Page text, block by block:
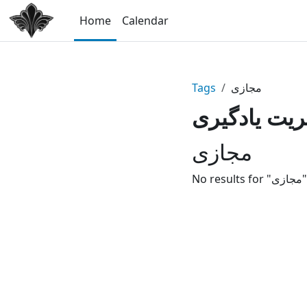
Skip to main content
Home
Calendar
Tags مجازی
یادگیری
مجازی
No results for "مجازی"